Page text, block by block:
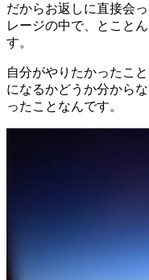
だからお返しに直接会
レージの中で、とこと
す。
自分がやりたかったこ
になるかどうか分から
ったことなんです。